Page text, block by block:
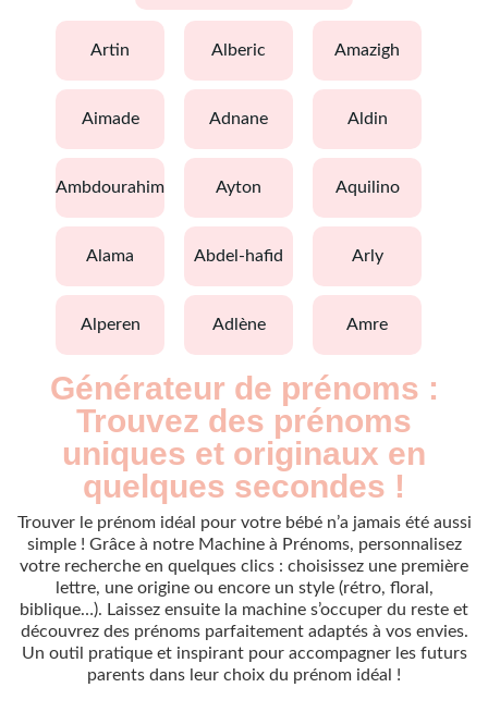
artin alberic amazigh
aimade adnane aldin
ambdourahim ayton aquilino
alama abdel-hafid arly
alperen adlène amre
Générateur de prénoms :
Trouvez des prénoms
uniques et originaux en
quelques secondes !
Trouver le prénom idéal pour votre bébé n’a jamais été aussi
simple ! Grâce à notre Machine à Prénoms, personnalisez
votre recherche en quelques clics : choisissez une première
lettre, une origine ou encore un style (rétro, floral,
biblique…). Laissez ensuite la machine s’occuper du reste et
découvrez des prénoms parfaitement adaptés à vos envies.
Un outil pratique et inspirant pour accompagner les futurs
parents dans leur choix du prénom idéal !